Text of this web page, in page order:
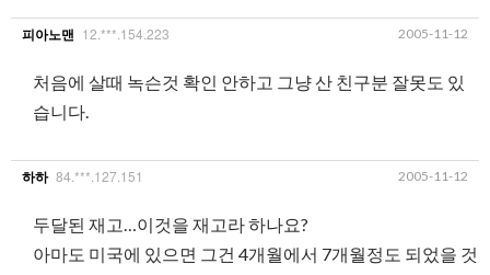
피아노맨 12.***.154.223 2005-11-12
처음에 살때 녹슨것 확인 안하고 그냥 산 친구분 잘못도 있
습니다.
하하 84.***.127.151 2005-11-12
두달된 재고…이것을 재고라 하나요?
아마도 미국에 있으면 그건 4개월에서 7개월정도 되었을 것